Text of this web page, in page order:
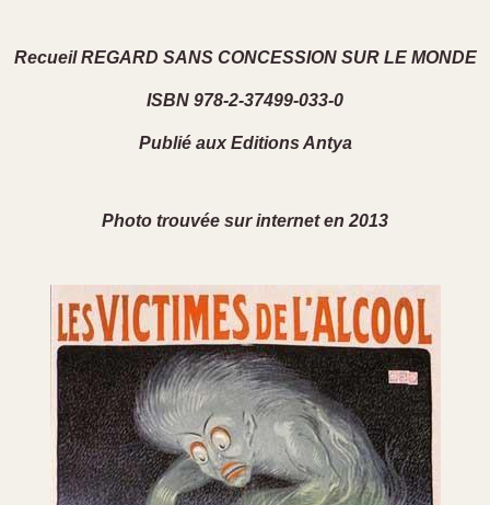
Recueil REGARD SANS CONCESSION SUR LE MONDE
ISBN 978-2-37499-033-0
Publié aux Editions Antya
Photo trouvée sur internet en 2013